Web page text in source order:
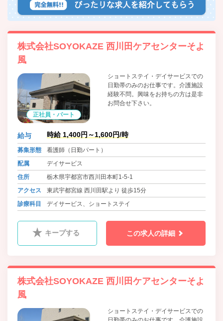
株式会社SOYOKAZE 西川田ケアセンターそよ
風
正社員・パート
ショートステイ・デイサービスでの
日勤帯のみのお仕事です。介護施設
経験不問。興味をお持ちの方は是非
お問合せ下さい。
給与 時給 1,400円～1,600円/時
募集形態
看護師（日勤パート）
配属
デイサービス
住所
栃木県宇都宮市西川田本町1-5-1
アクセス
東武宇都宮線 西川田駅より 徒歩15分
診療科目
デイサービス、ショートステイ
キープする この求人の詳細
株式会社SOYOKAZE 西川田ケアセンターそよ
風
ショートステイ・デイサービスでの